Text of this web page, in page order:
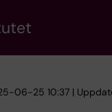
06-25 10:37 |